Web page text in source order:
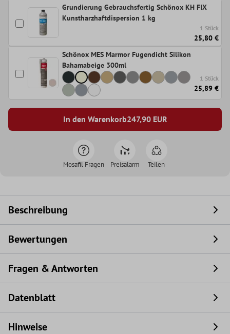
Grundierung Gebrauchsfertig Schönox KH FIX
Kunstharzhaftdispersion 1 kg
1 Stück
25,80 €
Schönox MES Marmor Fugendicht Silikon
Bahamabeige 300ml
1 Stück
25,89 €
In den Warenkorb247,90EUR
Mosafil Fragen Preisalarm Teilen
Beschreibung
Bewertungen
Fragen & Antworten
Datenblatt
Hinweise